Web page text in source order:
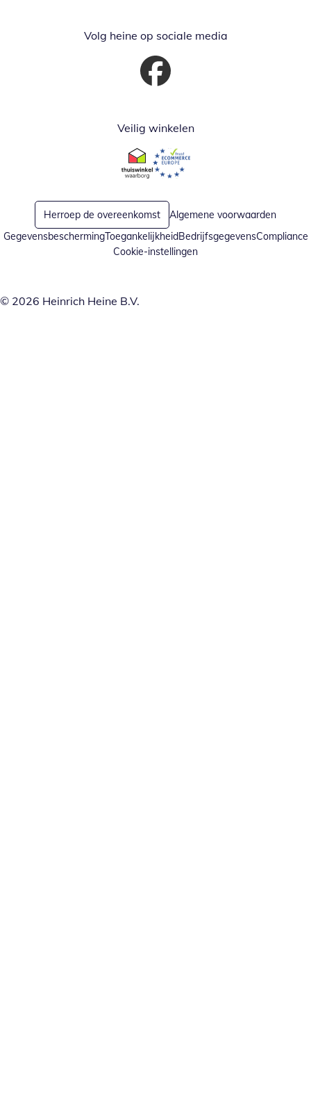
Volg heine op sociale media
Opent in nieuw venster
Veilig winkelen
Opent in nieuw venster
Opent in nieuw venster
Herroep de overeenkomst
Algemene voorwaarden
GegevensbeschermingToegankelijkheidBedrijfsgegevensCompliance
Cookie-instellingen
© 2026 Heinrich Heine B.V.